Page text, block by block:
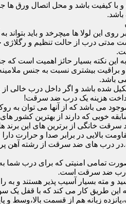
با کیفیت باشد و محل اتصال ورق
این لولا ها میچرخد و باید بتواند
مدتی درب از حالت تنظیم و
نکته بسیار حائز اهمیت است که
و براقیت بیشتری نسبت به جنس
باشد.
شده باشد و اگر داخل درب خالی از
پرداخت هزینه یک درب ضد سرقت!
می باشد که از آنها می توان به
سابقه خوبی که دارند از بهترین کشور
خانگی از برترین های این برند
بالایی در برابر صدا و حرارت
درب های ضد سرقت از رشته آهن
تمامی امنیتی که برای درب شما
درب ضد سرقت است.
مته بسیار آسیب پذیر هستند و به
در نمونه های 16 و 20 زبانه موجود است و به